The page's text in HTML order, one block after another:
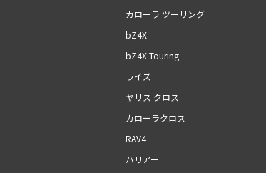
カローラ ツーリング
bZ4X
bZ4X Touring
ライズ
ヤリス クロス
カローラクロス
RAV4
ハリアー